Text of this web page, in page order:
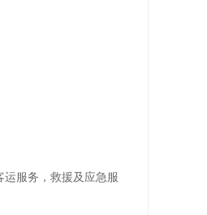
服务，救援及应急服